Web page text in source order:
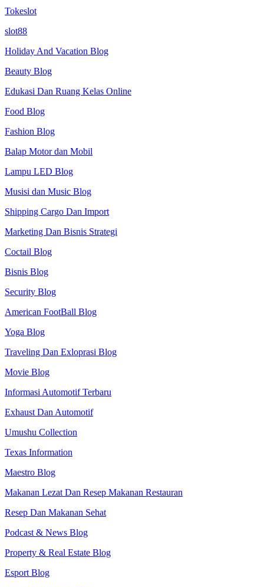
Tokeslot
slot88
Holiday And Vacation Blog
Beauty Blog
Edukasi Dan Ruang Kelas Online
Food Blog
Fashion Blog
Balap Motor dan Mobil
Lampu LED Blog
Musisi dan Music Blog
Shipping Cargo Dan Import
Marketing Dan Bisnis Strategi
Coctail Blog
Bisnis Blog
Security Blog
American FootBall Blog
Yoga Blog
Traveling Dan Exloprasi Blog
Movie Blog
Informasi Automotif Terbaru
Exhaust Dan Automotif
Umushu Collection
Texas Information
Maestro Blog
Makanan Lezat Dan Resep Makanan Restauran
Resep Dan Makanan Sehat
Podcast & News Blog
Property & Real Estate Blog
Esport Blog